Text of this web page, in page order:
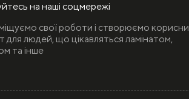
на наші соцмережі
свої роботи і створюємо
для людей, що цікавляться ламінатом,
та інше